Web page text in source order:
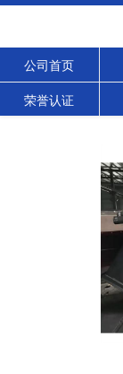
公司首页
荣誉认证